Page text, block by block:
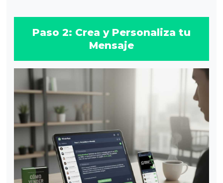
Paso 2: Crea y Personaliza tu
Mensaje